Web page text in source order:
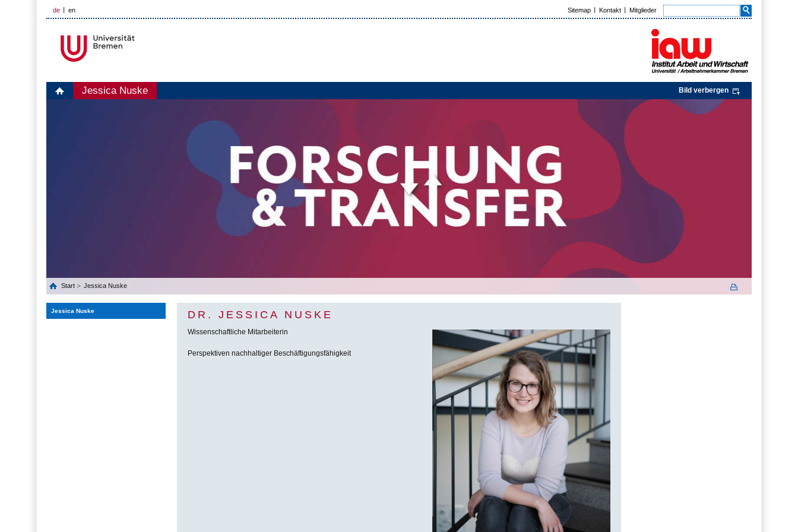
de en Sitemap Kontakt Mitglieder
Jessica Nuske Bild verbergen
Start Jessica Nuske
Jessica Nuske DR. JESSICA NUSKE
Wissenschaftliche Mitarbeiterin
Perspektiven nachhaltiger Beschäftigungsfähigkeit